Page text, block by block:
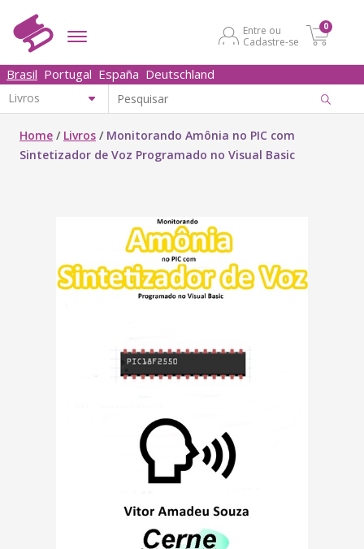
Entre ou
Cadastre-se
0
Brasil Portugal España Deutschland
Home / Livros / Monitorando Amônia no PIC com
Sintetizador de Voz Programado no Visual Basic